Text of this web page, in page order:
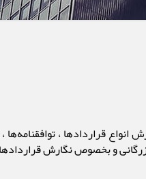
انواع قراردادها ،
و بخصوص نگارش